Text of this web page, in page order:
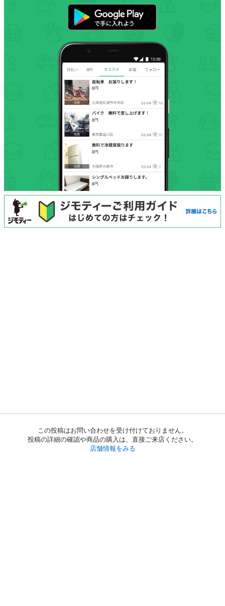
この投稿はお問い合わせを受け付けておりません。
投稿の詳細の確認や商品の購入は、直接ご来店ください。
店舗情報をみる